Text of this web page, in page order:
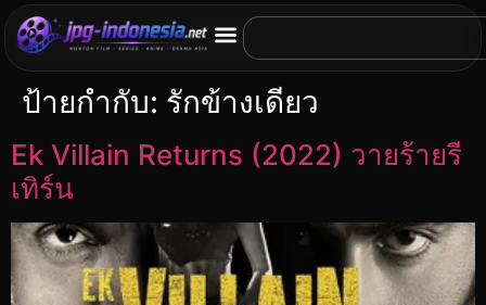
ป้ายกำกับ: รักข้างเดียว
Ek Villain Returns (2022) วายร้ายรี
เทิร์น